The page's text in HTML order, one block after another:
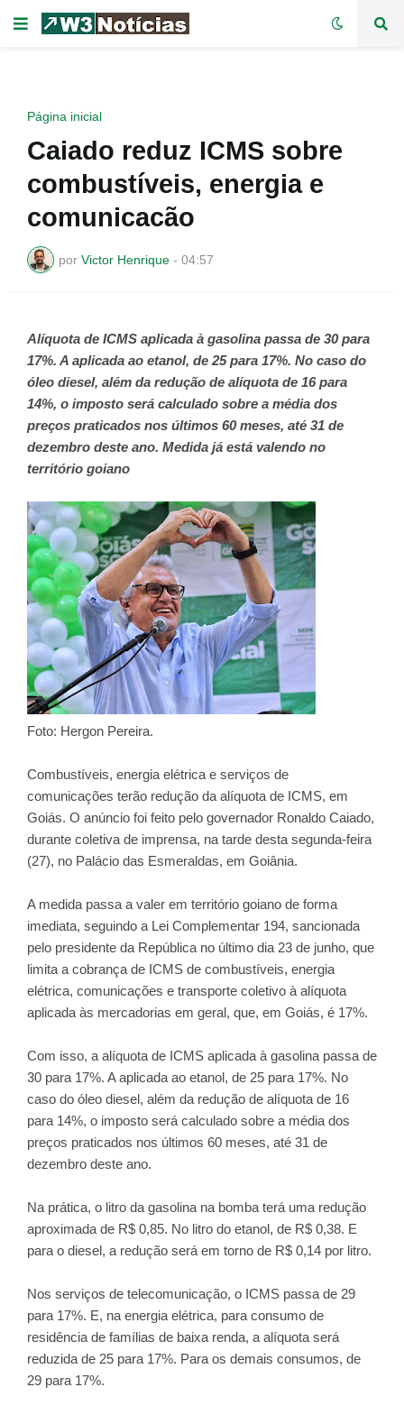
Página inicial
Caiado reduz ICMS sobre
combustíveis, energia e
comunicacão
por Victor Henrique - 04:57
Alíquota de ICMS aplicada à gasolina passa de 30 para
17%. A aplicada ao etanol, de 25 para 17%. No caso do
óleo diesel, além da redução de alíquota de 16 para
14%, o imposto será calculado sobre a média dos
preços praticados nos últimos 60 meses, até 31 de
dezembro deste ano. Medida já está valendo no
território goiano
Foto: Hergon Pereira.
Combustíveis, energia elétrica e serviços de
comunicações terão redução da alíquota de ICMS, em
Goiás. O anúncio foi feito pelo governador Ronaldo Caiado,
durante coletiva de imprensa, na tarde desta segunda-feira
(27), no Palácio das Esmeraldas, em Goiânia.
A medida passa a valer em território goiano de forma
imediata, seguindo a Lei Complementar 194, sancionada
pelo presidente da República no último dia 23 de junho, que
limita a cobrança de ICMS de combustíveis, energia
elétrica, comunicações e transporte coletivo à alíquota
aplicada às mercadorias em geral, que, em Goiás, é 17%.
Com isso, a alíquota de ICMS aplicada à gasolina passa de
30 para 17%. A aplicada ao etanol, de 25 para 17%. No
caso do óleo diesel, além da redução de alíquota de 16
para 14%, o imposto será calculado sobre a média dos
preços praticados nos últimos 60 meses, até 31 de
dezembro deste ano.
Na prática, o litro da gasolina na bomba terá uma redução
aproximada de R$ 0,85. No litro do etanol, de R$ 0,38. E
para o diesel, a redução será em torno de R$ 0,14 por litro.
Nos serviços de telecomunicação, o ICMS passa de 29
para 17%. E, na energia elétrica, para consumo de
residência de famílias de baixa renda, a alíquota será
reduzida de 25 para 17%. Para os demais consumos, de
29 para 17%.